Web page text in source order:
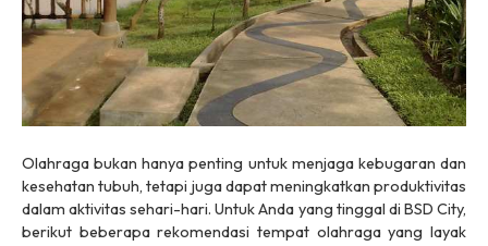
Olahraga bukan hanya penting untuk menjaga kebugaran dan
kesehatan tubuh, tetapi juga dapat meningkatkan produktivitas
dalam aktivitas sehari-hari. Untuk Anda yang tinggal di BSD City,
berikut beberapa rekomendasi tempat olahraga yang layak